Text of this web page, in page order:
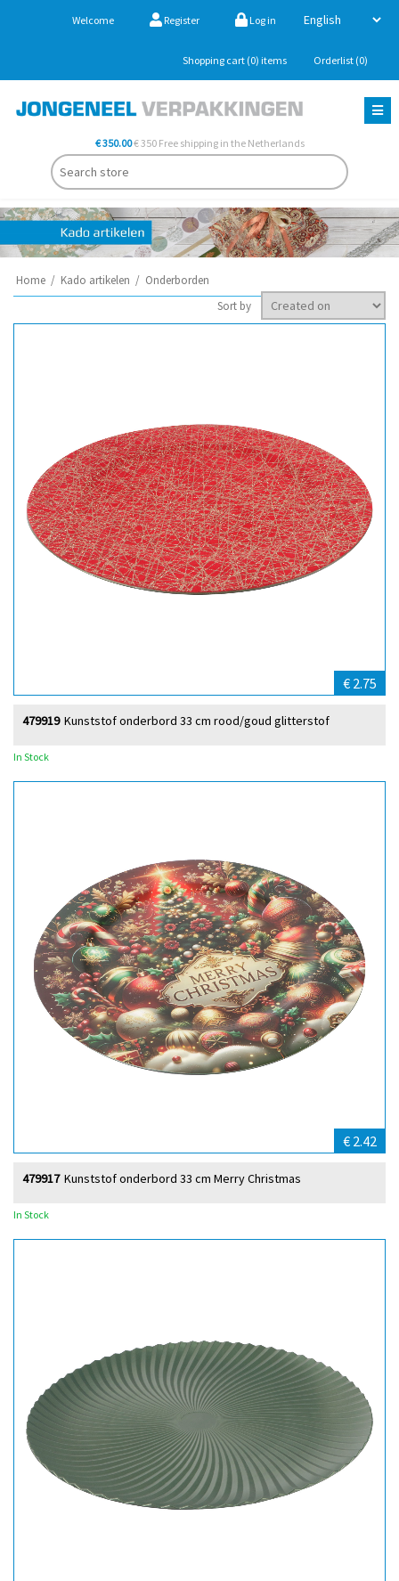
Welcome Register Log in
Shopping cart (0) items Orderlist (0)
€ 350.00€ 350 Free shipping in the Netherlands
Home / Kado artikelen / Onderborden
Sort by
€ 2.75
Kunststof onderbord 33 cm rood/goud glitterstof
479919
In Stock
€ 2.42
Kunststof onderbord 33 cm Merry Christmas
479917
In Stock